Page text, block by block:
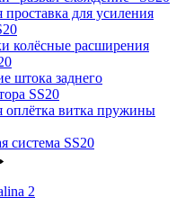
проставка для усиления
колёсные расширения
штока заднего
SS20
оплётка витка пружины
система SS20
2